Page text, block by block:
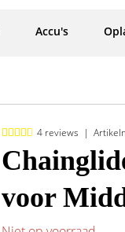
Accu's
4 reviews
voor